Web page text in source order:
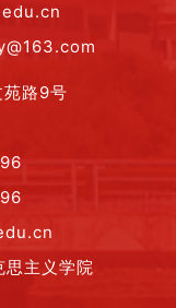
路9号
主义学院